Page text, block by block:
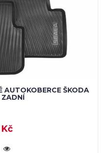
AUTOKOBERCE ŠKODA